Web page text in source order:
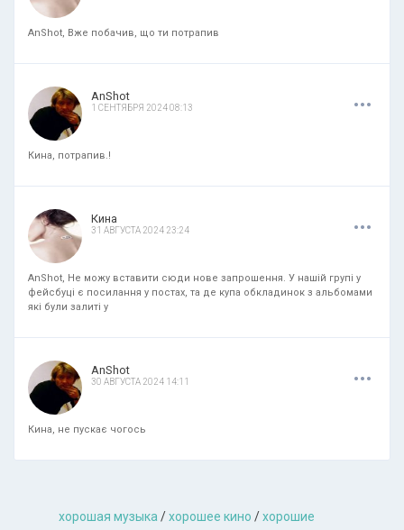
AnShot, Вже побачив, що ти потрапив
AnShot
1 СЕНТЯБРЯ 2024 08:13 ...
Кина, потрапив.!
Кина
31 АВГУСТА 2024 23:24 ...
AnShot, Не можу вставити сюди нове запрошення. У нашій групі у
фейсбуці є посилання у постах, та де купа обкладинок з альбомами
які були залиті у
AnShot
30 АВГУСТА 2024 14:11 ...
Кина, не пускає чогось
хорошая музыкa /хорошее кино /хорошие